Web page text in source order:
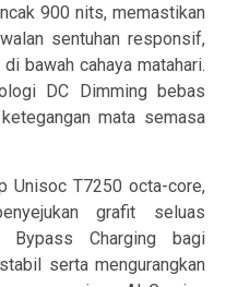
900 nits, memastikan
sentuhan responsif,
bawah cahaya matahari.
DC Dimming bebas
mata semasa
Unisoc T7250 octa-core,
grafit seluas
Bypass Charging bagi
serta mengurangkan